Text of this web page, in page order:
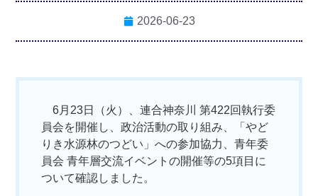
2026-06-23
6月23日（火）、連合神奈川 第422回執行委
員会を開催し、政治活動の取り組み、「やど
りき水源林のつどい」への参加協力、青年委
員会 青年層交流イベントの開催等の5項目に
ついて確認しました。